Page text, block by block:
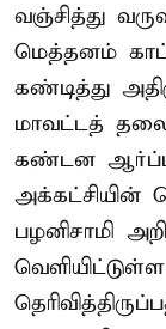
வஞ்சித்து
மெத்தனம்
கண்டித்து
மாவட்டத்
கண்டன
அக்கட்சியின்
பழனிசாமி